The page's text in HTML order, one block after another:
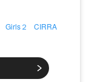
Girls２
CIRRA